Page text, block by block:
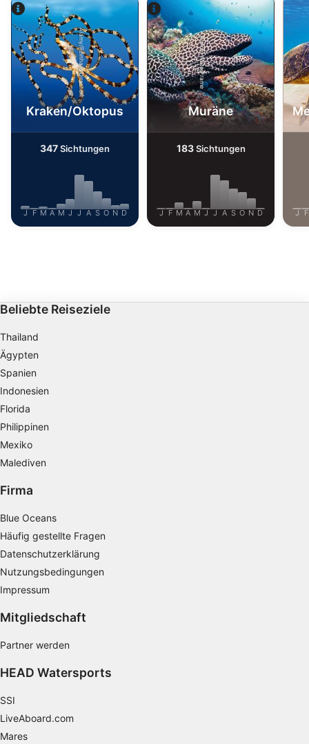
Alamy/Reinhard Dirscherl
Kraken/Oktopus
347Sichtungen
J F M A M J J A S O N D
Alamy-WaterFrame
Muräne
183Sichtungen
J F M A M J J A S O N D J F
Beliebte Reiseziele
Thailand
Ägypten
Spanien
Indonesien
Florida
Philippinen
Mexiko
Malediven
Firma
Blue Oceans
Häufig gestellte Fragen
Datenschutzerklärung
Nutzungsbedingungen
Impressum
Mitgliedschaft
Partner werden
HEAD Watersports
SSI
LiveAboard.com
Mares